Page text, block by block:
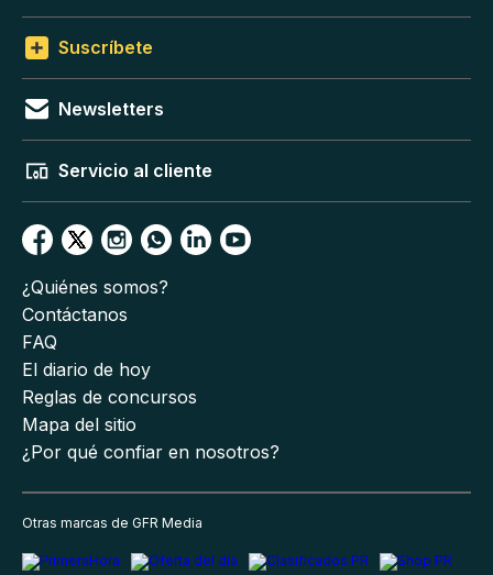
Suscríbete
Newsletters
Servicio al cliente
¿Quiénes somos?
Contáctanos
FAQ
El diario de hoy
Reglas de concursos
Mapa del sitio
¿Por qué confiar en nosotros?
Otras marcas de GFR Media